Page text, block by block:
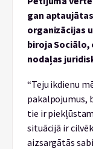
gan
organizācijas
biroja
nodaļas
“Teju ikdienu
pakalpojumus,
tie ir
situācijā ir
aizsargātās